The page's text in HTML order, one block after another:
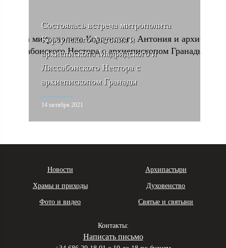
Состоялась встреча митрополита
Корсунского Антония и
архиепископа Мадридского и
Лиссабонского Нестора с
архиепископом Гранады
14 октября 2021
Новости Архипастыри
Храмы и приходы Духовенство
Фото и видео Святые и святыни
Контакты:
Написать письмо